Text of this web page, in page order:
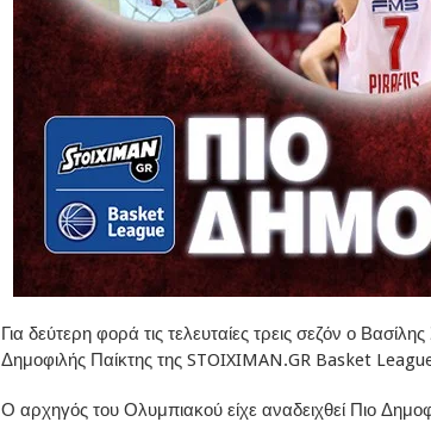
Για δεύτερη φορά τις τελευταίες τρεις σεζόν ο
Δημοφιλής Παίκτης της STOIXIMAN.GR Basket
Ο αρχηγός του Ολυμπιακού είχε αναδειχθεί Πιο